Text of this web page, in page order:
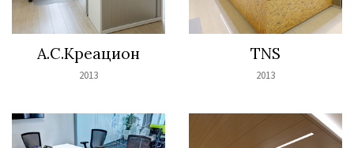
А.С.Креацион
2013
TNS
2013